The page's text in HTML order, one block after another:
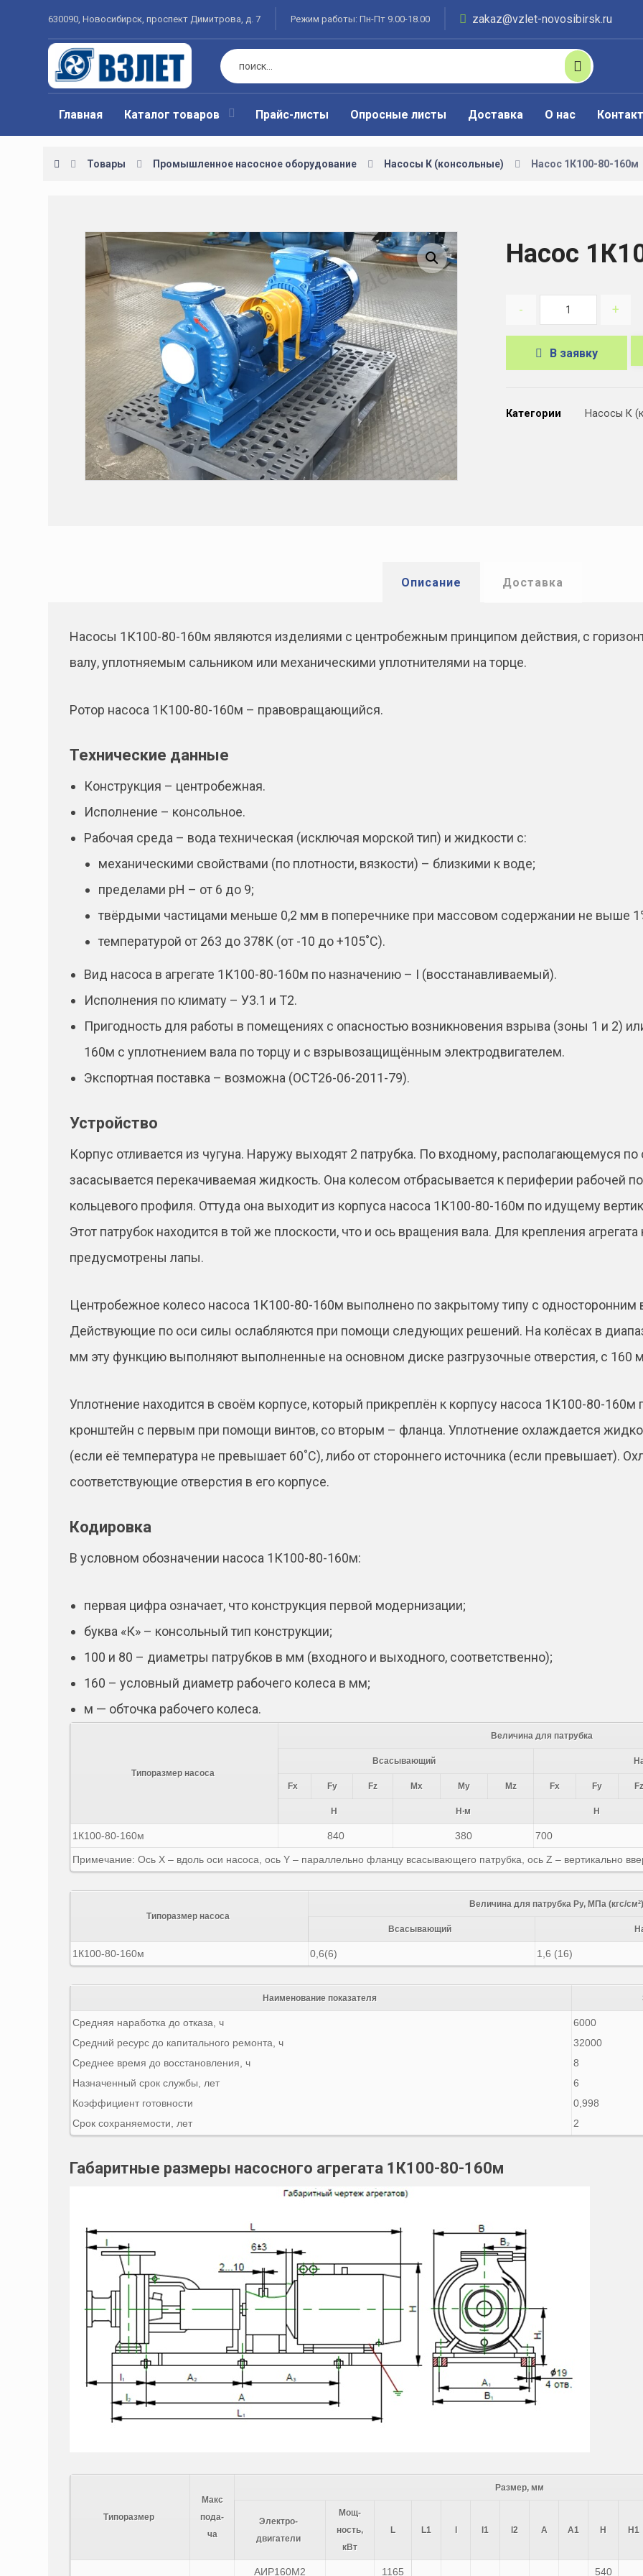
630090, Новосибирск, проспект Димитрова, д. 7 Режим работы: Пн-Пт 9.00-18.00 zakaz@vzlet-novosibirsk.ru
Главная Каталог товаров Прайс-листы Опросные листы Доставка О нас
Товары Промышленное насосное оборудование Насосы К (консольные) Насос 1К100-80-160м
Увеличить изображение Насос
- +
В заявку
v
:
Категории Насосы К
Описание Доставка
Насосы 1К100-80-160м являются изделиями с центробежным принципом действия, с
валу, уплотняемым сальником или механическими уплотнителями на торце.
Ротор насоса 1К100-80-160м – правовращающийся.
Технические данные
Конструкция – центробежная.
Исполнение – консольное.
Рабочая среда – вода техническая (исключая морской тип) и жидкости с:
механическими свойствами (по плотности, вязкости) – близкими к воде;
пределами рН – от 6 до 9;
твёрдыми частицами меньше 0,2 мм в поперечнике при массовом содержании не выше
температурой от 263 до 378К (от -10 до +105˚С).
Вид насоса в агрегате 1К100-80-160м по назначению – I (восстанавливаемый).
Исполнения по климату – У3.1 и Т2.
Пригодность для работы в помещениях с опасностью возникновения взрыва (зоны 1 и 2)
160м с уплотнением вала по торцу и с взрывозащищённым электродвигателем.
Экспортная поставка – возможна (ОСТ26-06-2011-79).
Устройство
Корпус отливается из чугуна. Наружу выходят 2 патрубка. По входному, располагающемуся
засасывается перекачиваемая жидкость. Она колесом отбрасывается к периферии рабочей
кольцевого профиля. Оттуда она выходит из корпуса насоса 1К100-80-160м по идущему
Этот патрубок находится в той же плоскости, что и ось вращения вала. Для крепления
предусмотрены лапы.
Центробежное колесо насоса 1К100-80-160м выполнено по закрытому типу с
Действующие по оси силы ослабляются при помощи следующих решений. На колёсах в
мм эту функцию выполняют выполненные на основном диске разгрузочные отверстия, с
Уплотнение находится в своём корпусе, который прикреплён к корпусу насоса 1К100-80-
кронштейн с первым при помощи винтов, со вторым – фланца. Уплотнение охлаждается
(если её температура не превышает 60˚С), либо от стороннего источника (если превышает).
соответствующие отверстия в его корпусе.
Кодировка
В условном обозначении насоса 1К100-80-160м:
первая цифра означает, что конструкция первой модернизации;
буква «К» – консольный тип конструкции;
100 и 80 – диаметры патрубков в мм (входного и выходного, соответственно);
160 – условный диаметр рабочего колеса в мм;
м — обточка рабочего колеса.
Типоразмер насоса
Величина для патрубка
Всасывающий
Fx Fy Fz Mx My Mz Fx Fy
Н Н∙м Н
1К100-80-160м 840 380 700
Примечание: Ось X – вдоль оси насоса, ось Y – параллельно фланцу всасывающего патрубка, ось Z – вертикально
Типоразмер насоса
Величина для патрубка Ру, МПа (кгс/
Всасывающий
1К100-80-160м 0,6(6) 1,6 (16)
Наименование показателя
Средняя наработка до отказа, ч
Средний ресурс до капитального ремонта, ч
Среднее время до восстановления, ч
Назначенный срок службы, лет
Коэффициент готовности
Срок сохраняемости, лет
6000
32000
8
6
0,998
2
Габаритные размеры насосного агрегата 1К100-80-160м
Типоразмер
Макс
пода-
ча
Размер, мм
Электро-
двигатели
Мощ-
ность,
кВт
L L1 l1 l2 А А1 Н Н1
АИР160М2 1165 540